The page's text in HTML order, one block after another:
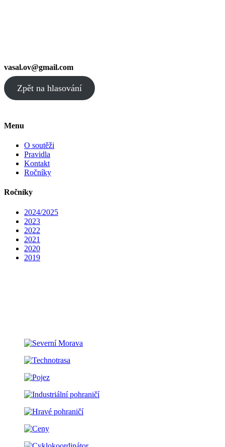
vasal.ov@gmail.com
Zpět na hlasování
Menu
O soutěži
Pravidla
Kontakt
Ročníky
Ročníky
2024/2025
2023
2022
2021
2020
2019